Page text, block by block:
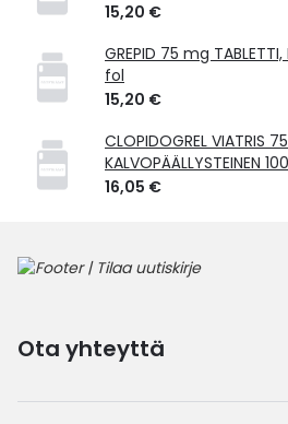
15,20 €
GREPID 75 mg TABLETTI,
fol
15,20 €
CLOPIDOGREL VIATRIS
KALVOPÄÄLLYSTEINEN
16,05 €
Ota yhteyttä